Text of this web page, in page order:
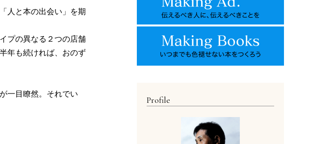
人と本の出会い」を期
プの異なる２つの店舗
年も続ければ、おのず
一目瞭然。それでい
Profile